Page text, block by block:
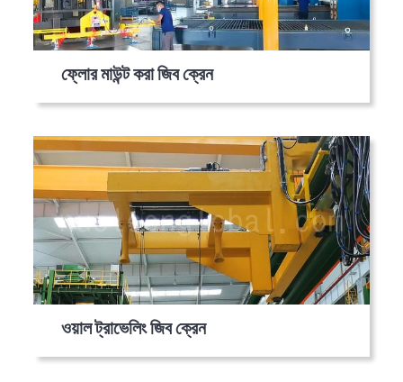
ফ্লোর মাউন্ট করা জিব ক্রেন
ওয়াল ট্রাভেলিং জিব ক্রেন